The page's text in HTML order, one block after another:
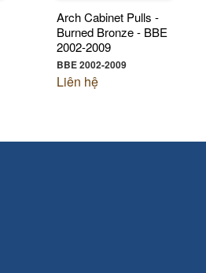
Arch Cabinet Pulls -
Burned Bronze - BBE
2002-2009
BBE 2002-2009
Liên hệ